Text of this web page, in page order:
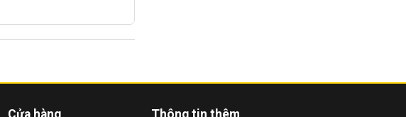
Cửa hàng Thông tin thêm